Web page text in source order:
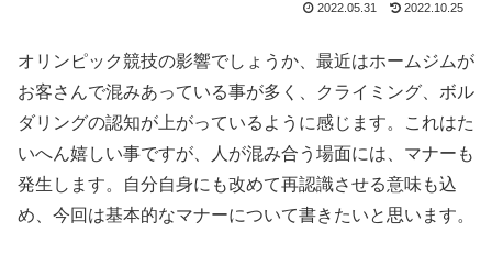
2022.05.31 2022.10.25
オリンピック競技の影響でしょうか、最近はホームジムが
お客さんで混みあっている事が多く、クライミング、ボル
ダリングの認知が上がっているように感じます。これはた
いへん嬉しい事ですが、人が混み合う場面には、マナーも
発生します。自分自身にも改めて再認識させる意味も込
め、今回は基本的なマナーについて書きたいと思います。